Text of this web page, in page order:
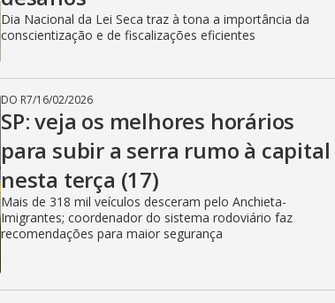
Dia Nacional da Lei Seca traz à tona a importância da
conscientização e de fiscalizações eficientes
DO R7/16/02/2026
SP: veja os melhores horários
para subir a serra rumo à capital
nesta terça (17)
Mais de 318 mil veículos desceram pelo Anchieta-
Imigrantes; coordenador do sistema rodoviário faz
recomendações para maior segurança